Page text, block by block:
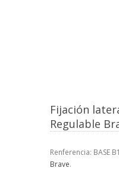
Fijación
Regulable
Renferencia: BASE B1
Brave.